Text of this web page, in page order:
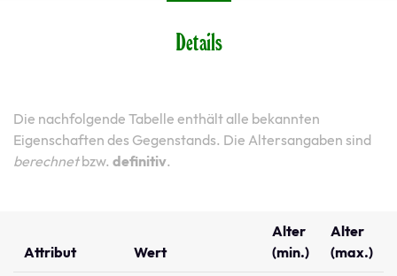
Details
Die nachfolgende Tabelle enthält alle bekannten
Eigenschaften des Gegenstands. Die Altersangaben sind
berechnetbzw. definitiv.
Attribut Wert
Alter
(min.)
Alter
(max.)